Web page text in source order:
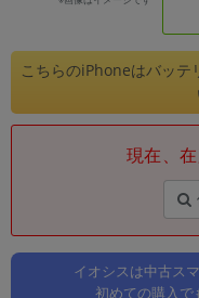
こちらのiPhoneはバッテ
現在、
イオシスは中古ス
初めての購入で
「スマートフォン」「タブレット」など
シリーズ
「iPhone」「Xperia」「Galaxy」など
「Apple」「SONY」「SHARP」など
機能・特徴